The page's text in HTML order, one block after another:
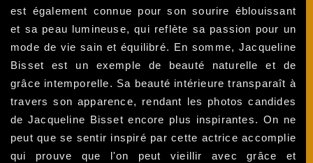
est également connue pour son sourire éblouissant
et sa peau lumineuse, qui reflète sa passion pour un
mode de vie sain et équilibré. En somme, Jacqueline
Bisset est un exemple de beauté naturelle et de
grâce intemporelle. Sa beauté intérieure transparaît à
travers son apparence, rendant les photos candides
de Jacqueline Bisset encore plus inspirantes. On ne
peut que se sentir inspiré par cette actrice accomplie
qui prouve que l'on peut vieillir avec grâce et